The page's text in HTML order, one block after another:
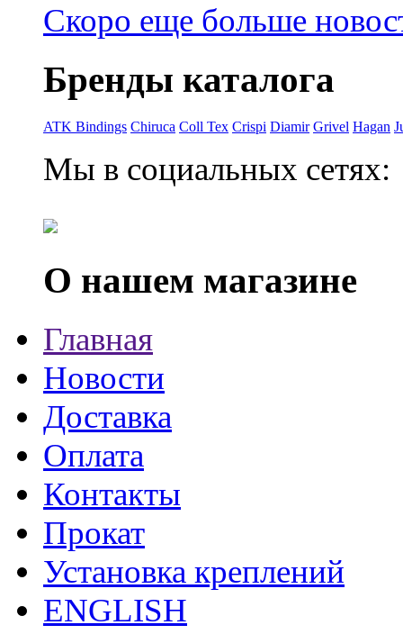
Скоро еще больше
Бренды каталога
ATK Bindings Chiruca Coll Tex Crispi Diamir Grivel Hagan
Мы в социальных сетях:
О нашем магазине
Главная
Новости
Доставка
Оплата
Контакты
Прокат
Установка креплений
ENGLISH